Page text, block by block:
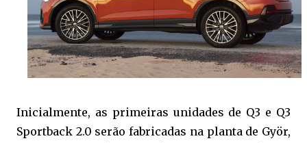
Inicialmente, as primeiras unidades de Q3 e Q3
Sportback 2.0 serão fabricadas na planta de Györ,